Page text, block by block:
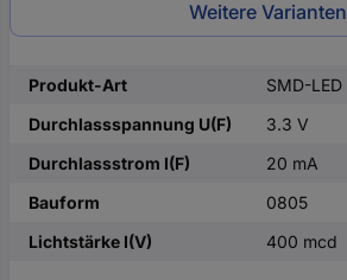
Weitere Varianten
Produkt-Art
SMD-LED
Durchlassspannung U(F)
3.3 V
Durchlassstrom I(F)
20 mA
Bauform
0805
Lichtstärke I(V)
400 mcd